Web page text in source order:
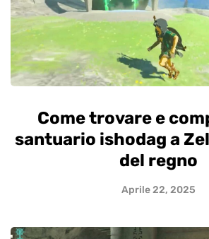
Come trovare e
santuario ishodag a
del regno
Aprile 22, 2025